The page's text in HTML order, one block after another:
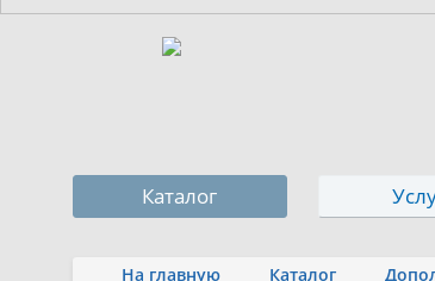
Каталог
На главную Каталог